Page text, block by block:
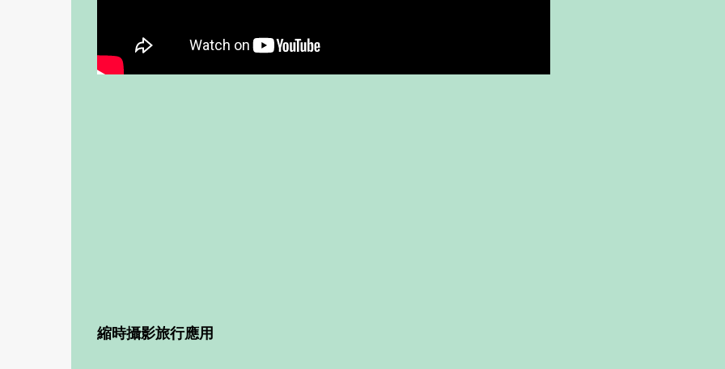
縮時攝影旅行應用